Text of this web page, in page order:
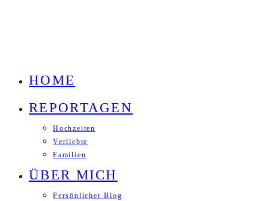
HOME
REPORTAGEN
Hochzeiten
Verliebte
Familien
ÜBER MICH
Persönlicher Blog